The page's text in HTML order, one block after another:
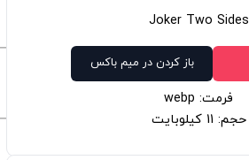
Joker Two Sides
باز کردن در میم باکس
فرمت: webp
حجم: 11 کیلوبایت